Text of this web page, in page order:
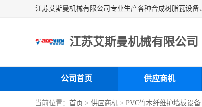
江苏艾斯曼机械有限公司
公司首页 供应商机
当前位置： 首页 > 供应商机 > PVC竹木纤维护墙板设备